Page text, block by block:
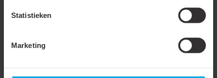
Statistieken
Marketing
Materiaal
Halogeenvrij